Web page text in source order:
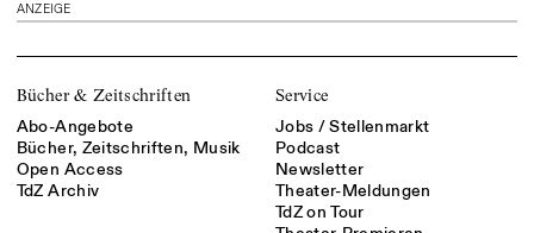
ANZEIGE
Bücher & Zeitschriften
Abo-Angebote
Bücher, Zeitschriften, Musik
Open Access
TdZ Archiv
Service
Jobs / Stellenmarkt
Podcast
Newsletter
Theater-Meldungen
TdZ on Tour